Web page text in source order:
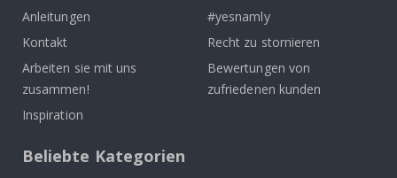
Anleitungen
Kontakt
Arbeiten sie mit uns
zusammen!
Inspiration
#yesnamly
Recht zu stornieren
Bewertungen von
zufriedenen kunden
Beliebte Kategorien